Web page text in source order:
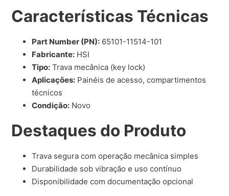
Características Técnicas
Part Number (PN): 65101-11514-101
Fabricante: HSI
Tipo: Trava mecânica (key lock)
Aplicações: Painéis de acesso, compartimentos
técnicos
Condição: Novo
Destaques do Produto
Trava segura com operação mecânica simples
Durabilidade sob vibração e uso contínuo
Disponibilidade com documentação opcional